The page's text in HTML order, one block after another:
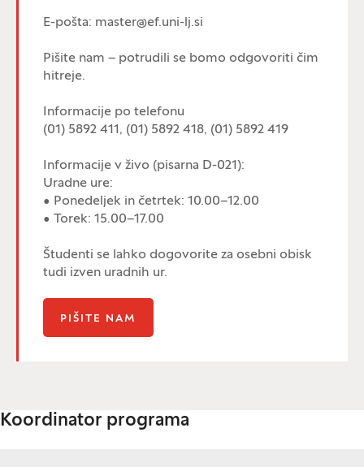
E-pošta: master@ef.uni-lj.si
Pišite nam – potrudili se bomo odgovoriti čim
hitreje.
Informacije po telefonu
(01) 5892 411, (01) 5892 418, (01) 5892 419
Informacije v živo (pisarna D-021):
Uradne ure:
• Ponedeljek in četrtek: 10.00–12.00
• Torek: 15.00–17.00
Študenti se lahko dogovorite za osebni obisk
tudi izven uradnih ur.
PIŠITE NAM
Koordinator programa